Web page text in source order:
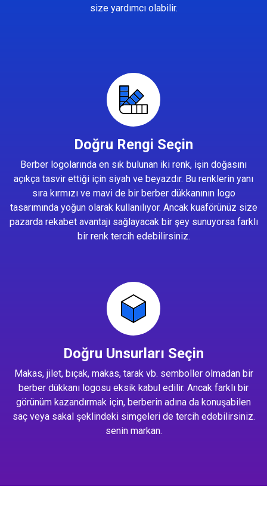
size yardımcı olabilir.
Doğru Rengi Seçin
Berber logolarında en sık bulunan iki renk, işin doğasını
açıkça tasvir ettiği için siyah ve beyazdır. Bu renklerin yanı
sıra kırmızı ve mavi de bir berber dükkanının logo
tasarımında yoğun olarak kullanılıyor. Ancak kuaförünüz size
pazarda rekabet avantajı sağlayacak bir şey sunuyorsa farklı
bir renk tercih edebilirsiniz.
Doğru Unsurları Seçin
Makas, jilet, bıçak, makas, tarak vb. semboller olmadan bir
berber dükkanı logosu eksik kabul edilir. Ancak farklı bir
görünüm kazandırmak için, berberin adına da konuşabilen
saç veya sakal şeklindeki simgeleri de tercih edebilirsiniz.
senin markan.